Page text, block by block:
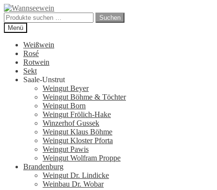
Zur
Navigation
springen
Zum
Inhalt
springen
Suchen
nach:
Suchen
Menü
Weißwein
Rosé
Rotwein
Sekt
Saale-Unstrut
Weingut Beyer
Weingut Böhme & Töchter
Weingut Born
Weingut Frölich-Hake
Winzerhof Gussek
Weingut Klaus Böhme
Weingut Kloster Pforta
Weingut Pawis
Weingut Wolfram Proppe
Brandenburg
Weingut Dr. Lindicke
Weinbau Dr. Wobar